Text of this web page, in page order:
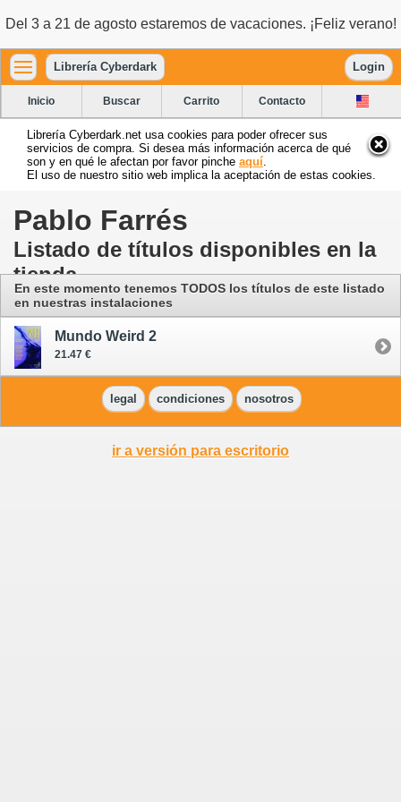
Del 3 a 21 de agosto estaremos de vacaciones. ¡Feliz verano!
Librería Cyberdark Login
Inicio Buscar Carrito Contacto
Librería Cyberdark.net usa cookies para poder ofrecer sus
servicios de compra. Si desea más información acerca de qué
son y en qué le afectan por favor pinche aquí
El uso de nuestro sitio web implica la aceptación de estas cookies.
Pablo Farrés
Listado de títulos disponibles en la
tienda
En este momento tenemos TODOS los títulos de este listado
en nuestras instalaciones
Mundo Weird 2
21.47 €
legal condiciones nosotros
ir a versión para escritorio